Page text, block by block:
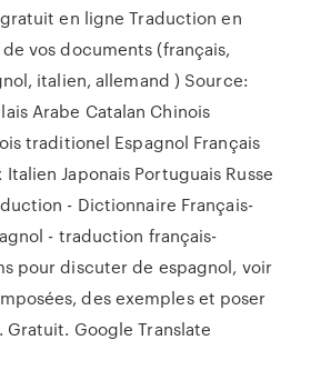
en ligne Traduction en
vos documents (français,
italien, allemand ) Source:
Arabe Catalan Chinois
traditionel Espagnol Français
Japonais Portuguais Russe
- Dictionnaire Français-
- traduction français-
pour discuter de espagnol, voir
des exemples et poser
Gratuit. Google Translate